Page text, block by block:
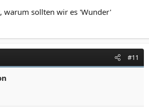
warum sollten wir es 'Wunder'
#11